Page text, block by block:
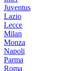
Juventus
Lazio
Lecce
Milan
Monza
Napoli
Parma
Roma